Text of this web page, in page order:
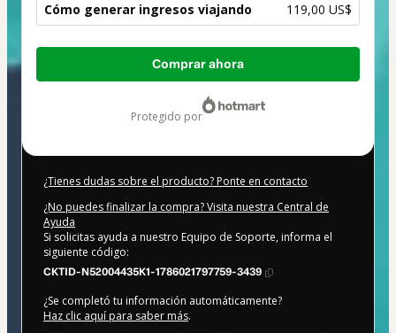
Cómo generar ingresos viajando 119,00 US$
Total
Comprar ahora
protegido por
¿Tienes dudas sobre el producto? Ponte en contacto
¿No puedes finalizar la compra? Visita nuestra Central de
Ayuda
Si solicitas ayuda a nuestro Equipo de Soporte, informa el
siguiente código:
CKTID-N52004435K1-1786021797759-3439
¿Se completó tu información automáticamente?
Haz clic aquí para saber más.